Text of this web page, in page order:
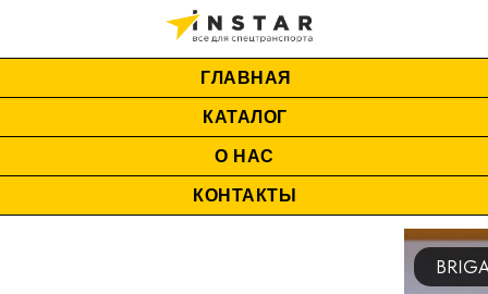
ГЛАВНАЯ
КАТАЛОГ
О НАС
КОНТАКТЫ